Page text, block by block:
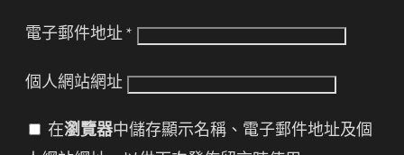
電子郵件地址 *
個人網站網址
在瀏覽器中儲存顯示名稱、電子郵件地址及個